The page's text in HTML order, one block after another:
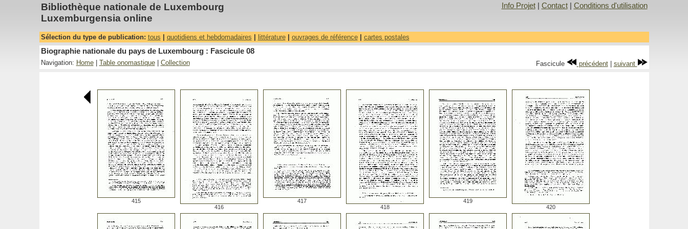
Bibliothèque nationale de Luxembourg
Luxemburgensia online
Info Projet| Contact| Conditions d'utilisation
Sélection du type de publication: tous quotidiens et hebdomadaires littérature| ouvrages de référence| cartes postales
Biographie nationale du pays de Luxembourg : Fascicule 08
Navigation: Home| Table onomastique| Collection Fascicule précédent| suivant
415
416
417
418
419
420